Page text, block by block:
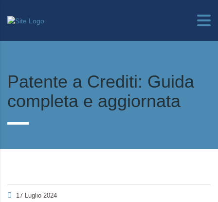
Patente a Crediti: Guida
completa e aggiornata
17 Luglio 2024